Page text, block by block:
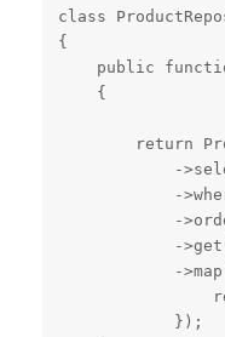
class
{
public
    {
return
-
-
-
-
-
            });